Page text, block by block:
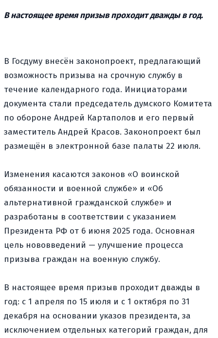
В настоящее время призыв проходит дважды в год.
В Госдуму внесён законопроект, предлагающий
возможность призыва на срочную службу в
течение календарного года. Инициаторами
документа стали председатель думского Комитета
по обороне Андрей Картаполов и его первый
заместитель Андрей Красов. Законопроект был
размещён в электронной базе палаты 22 июля.
Изменения касаются законов «О воинской
обязанности и военной службе» и «Об
альтернативной гражданской службе» и
разработаны в соответствии с указанием
Президента РФ от 6 июня 2025 года. Основная
цель нововведений — улучшение процесса
призыва граждан на военную службу.
В настоящее время призыв проходит дважды в
год: с 1 апреля по 15 июля и с 1 октября по 31
декабря на основании указов президента, за
исключением отдельных категорий граждан, для